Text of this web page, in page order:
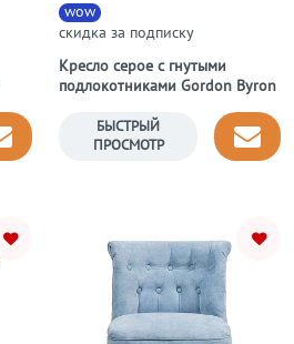
Кресло серое с гнутыми
подлокотниками Gordon Byron
wow
скидка за подписку
БЫСТРЫЙ
ПРОСМОТР